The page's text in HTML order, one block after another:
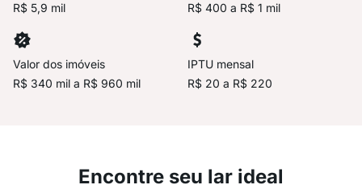
R$ 5,9 mil
R$ 400 a R$ 1 mil
Valor dos imóveis
R$ 340 mil a R$ 960 mil
IPTU mensal
R$ 20 a R$ 220
Encontre seu lar ideal